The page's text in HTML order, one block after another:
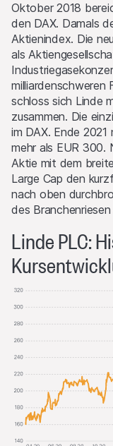
Oktober 2018
den DAX. Damals
Aktienindex. Die
als
milliardenschweren
schloss sich Linde
zusammen. Die
im DAX. Ende
mehr als EUR 300.
Aktie mit dem
Large Cap den
nach oben
des
Linde PLC: